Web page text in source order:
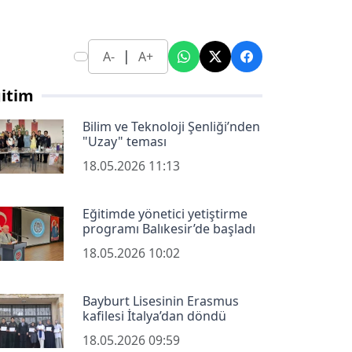
A- | A+
Bilim ve Teknoloji Şenliği’nden
"Uzay" teması
18.05.2026 11:13
Eğitimde yönetici yetiştirme
programı Balıkesir’de başladı
18.05.2026 10:02
Bayburt Lisesinin Erasmus
kafilesi İtalya’dan döndü
18.05.2026 09:59